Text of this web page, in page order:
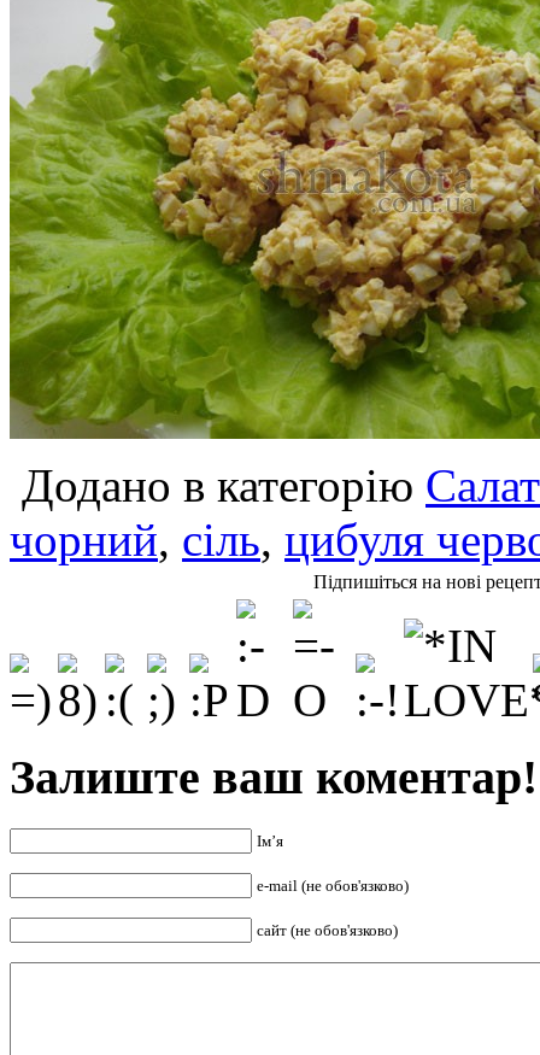
Додано в категорію
чорний, сіль, цибуля
Підпишіться на нові
Залиште ваш коментар!
Ім’я
e-mail (не обов'язково)
сайт (не обов'язково)